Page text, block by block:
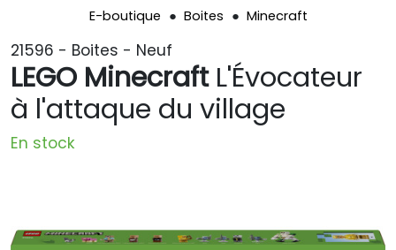
SHOP
BOITES
À LA PIÈCE
E-boutique Boites Minecraft
21596 - Boites - Neuf
LEGO Minecraft L'Évocateur
à l'attaque du village
En stock